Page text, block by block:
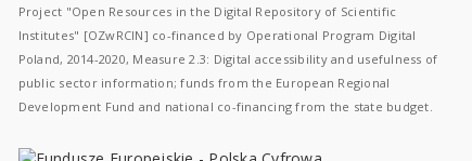
Project "Open Resources in the Digital Repository of Scientific
Institutes" [OZwRCIN] co-financed by Operational Program Digital
Poland, 2014-2020, Measure 2.3: Digital accessibility and usefulness of
public sector information; funds from the European Regional
Development Fund and national co-financing from the state budget.